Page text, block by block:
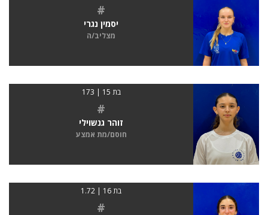
#
יסמין נגרי
מצליב/ה
בת 15 | 173
#
זוהר גנשוילי
חוסם/מת אמצע
בת 16 | 1.72
#